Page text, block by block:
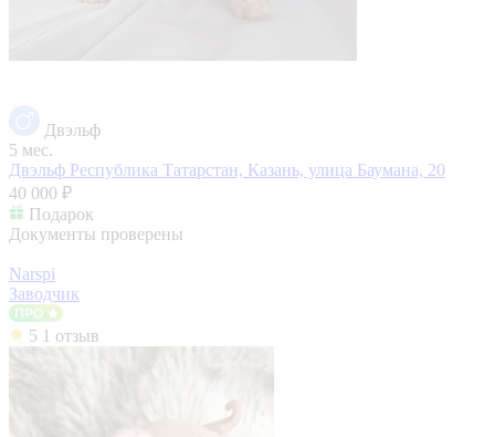
Двэльф
5 мес.
Двэльф Республика Татарстан, Казань, улица Баумана, 20
40 000 ₽
Подарок
Документы проверены
Narspi
Заводчик
5 1 отзыв